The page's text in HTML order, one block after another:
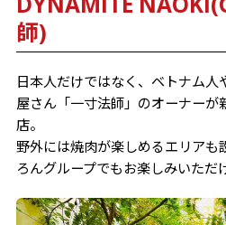
師)
日本人だけではなく、ベトナム人
屋さん「一寸法師」のオーナーが
店。
野外には焼肉が楽しめるエリアも
ろんグループでもお楽しみいただ